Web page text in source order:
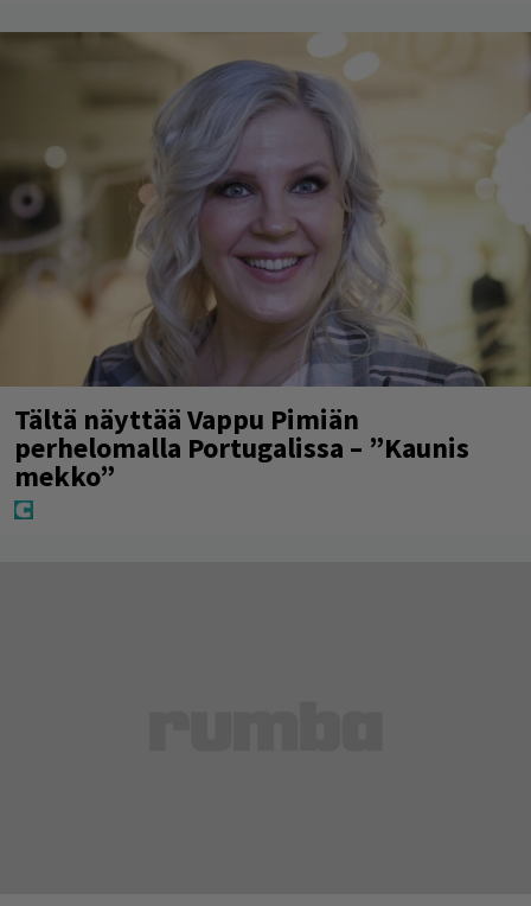
Tältä näyttää Vappu Pimiän
perhelomalla Portugalissa – ”Kaunis
mekko”